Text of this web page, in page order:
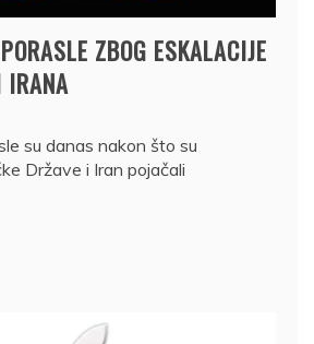
ZBOG ESKALACIJE
IRANA
su danas nakon što su
Države i Iran pojačali